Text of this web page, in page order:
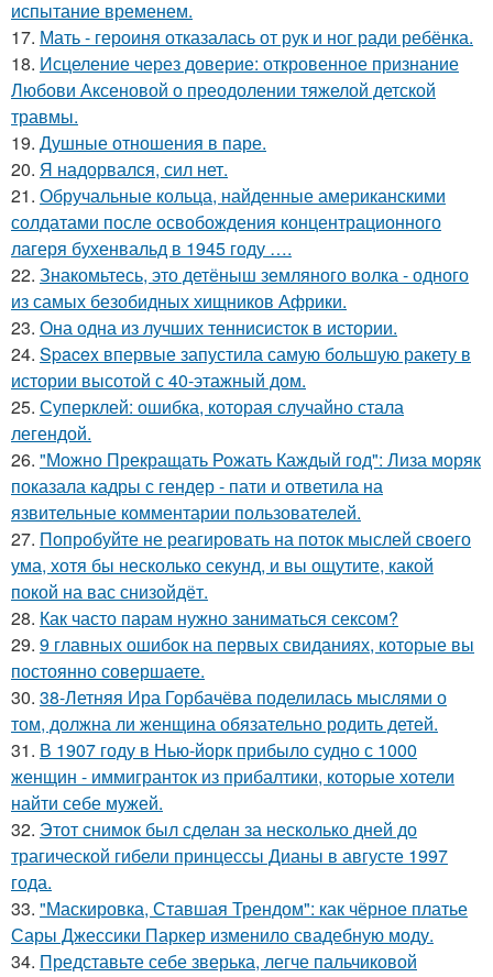
испытание временем.
17. Мать - героиня отказалась от рук и ног ради ребёнка.
18. Исцеление через доверие: откровенное признание
Любови Аксеновой о преодолении тяжелой детской
травмы.
19. Душные отношения в паре.
20. Я надорвался, сил нет.
21. Обручальные кольца, найденные американскими
солдатами после освобождения концентрационного
лагеря бухенвальд в 1945 году ….
22. Знакомьтесь, это детёныш земляного волка - одного
из самых безобидных хищников Африки.
23. Она одна из лучших теннисисток в истории.
24. Spacex впервые запустила самую большую ракету в
истории высотой с 40-этажный дом.
25. Суперклей: ошибка, которая случайно стала
легендой.
26. "Можно Прекращать Рожать Каждый год": Лиза моряк
показала кадры с гендер - пати и ответила на
язвительные комментарии пользователей.
27. Попробуйте не реагировать на поток мыслей своего
ума, хотя бы несколько секунд, и вы ощутите, какой
покой на вас снизойдёт.
28. Как часто парам нужно заниматься сексом?
29. 9 главных ошибок на первых свиданиях, которые вы
постоянно совершаете.
30. 38-Летняя Ира Горбачёва поделилась мыслями о
том, должна ли женщина обязательно родить детей.
31. В 1907 году в Нью-йорк прибыло судно с 1000
женщин - иммигранток из прибалтики, которые хотели
найти себе мужей.
32. Этот снимок был сделан за несколько дней до
трагической гибели принцессы Дианы в августе 1997
года.
33. "Маскировка, Ставшая Трендом": как чёрное платье
Сары Джессики Паркер изменило свадебную моду.
34. Представьте себе зверька, легче пальчиковой